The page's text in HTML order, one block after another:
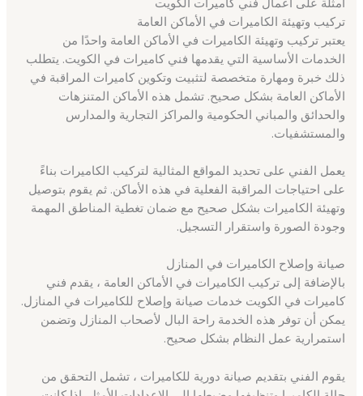
تركيب وتهيئة الكاميرات في الأماكن العامة
يعتبر تركيب وتهيئة الكاميرات في الأماكن العامة واحدًا من
الخدمات الأساسية التي يقدمها فني كاميرات في الكويت. يتطلب
ذلك خبرة ومهارة متخصصة لتثبيت وتكوين كاميرات المراقبة في
الأماكن العامة بشكل صحيح. تشمل هذه الأماكن المتنزهات
والحدائق والمباني الحكومية والمراكز التجارية والمدارس
والمستشفيات.
يعمل الفني على تحديد المواقع المثالية لتركيب الكاميرات بناءً
على احتياجات المراقبة الفعلية في هذه الأماكن. ثم يقوم بتوصيل
وتهيئة الكاميرات بشكل صحيح مع ضمان تغطية المناطق المهمة
وجودة الصورة واستقرار التسجيل.
صيانة وإصلاح الكاميرات في المنازل
بالإضافة إلى تركيب الكاميرات في الأماكن العامة ، يقدم فني
كاميرات في الكويت خدمات صيانة وإصلاح للكاميرات في المنازل.
يمكن أن توفر هذه الخدمة راحة البال لأصحاب المنازل وتضمن
استمرارية عمل النظام بشكل صحيح.
يقوم الفني بتقديم صيانة دورية للكاميرات ، تشمل التحقق من